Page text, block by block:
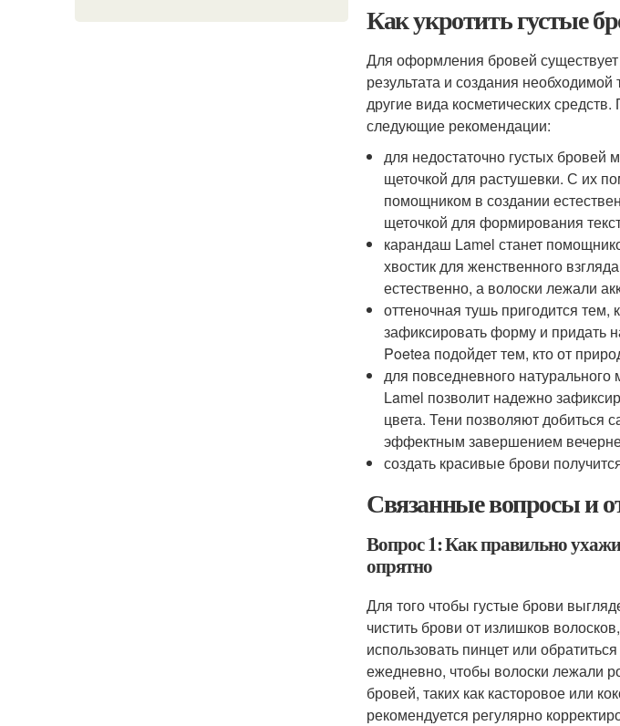
Как укротить густые
Для оформления бровей
результата и создания
другие вида косметических
следующие рекомендации:
для недостаточно густых
щеточкой для растушевки. С их
помощником в создании
щеточкой для формирования
карандаш Lamel станет
хвостик для женственного
естественно, а волоски лежали
оттеночная тушь пригодится
зафиксировать форму и придать
Poetea подойдет тем, кто от
для повседневного
Lamel позволит надежно
цвета. Тени позволяют добиться
эффектным завершением
создать красивые брови
Связанные вопросы и
Вопрос 1: Как правильно
опрятно
Для того чтобы густые брови
чистить брови от излишков
использовать пинцет или
ежедневно, чтобы волоски лежали
бровей, таких как касторовое или
рекомендуется регулярно